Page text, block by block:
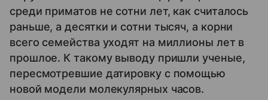
среди приматов не сотни лет, как считалось
раньше, а десятки и сотни тысяч, а корни
всего семейства уходят на миллионы лет в
прошлое. К такому выводу пришли ученые,
пересмотревшие датировку с помощью
новой модели молекулярных часов.